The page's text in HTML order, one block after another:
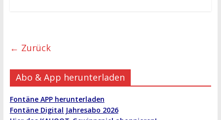
← Zurück
Abo & App herunterladen
Fontäne APP herunterladen
Fontäne Digital Jahresabo 2026